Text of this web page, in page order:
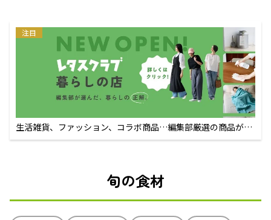
注目
生活雑貨、ファッション、コラボ商品…編集部厳選の商品が買
えるECサイト
旬の食材